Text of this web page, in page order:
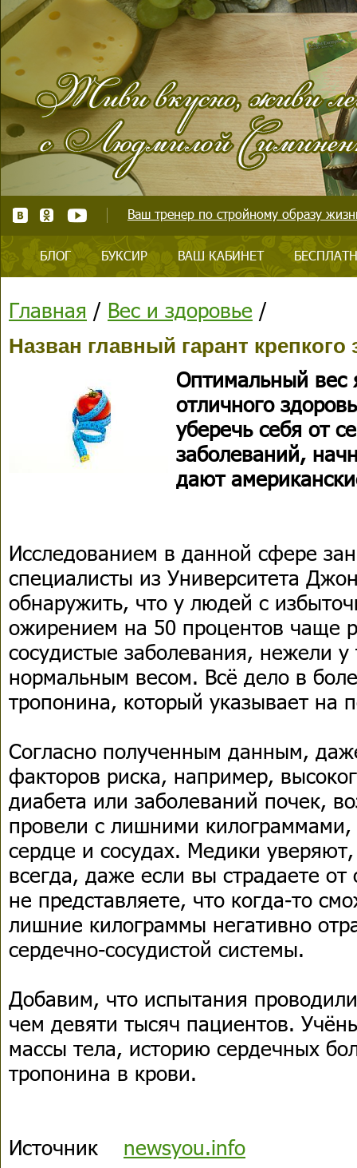
Ваш тренер по стройному образу
БЛОГ БУКСИР ВАШ КАБИНЕТ
Главная / Вес и здоровье /
Назван главный гарант крепкого
Оптимальный вес
отличного
уберечь себя от
заболеваний,
дают
Исследованием в данной сфере
специалисты из Университета
обнаружить, что у людей с
ожирением на 50 процентов чаще
сосудистые заболевания, нежели у
нормальным весом. Всё дело в
тропонина, который указывает на
Согласно полученным данным,
факторов риска, например,
диабета или заболеваний почек,
провели с лишними килограммами,
сердце и сосудах. Медики
всегда, даже если вы страдаете
не представляете, что когда-то
лишние килограммы негативно
сердечно-сосудистой системы.
Добавим, что испытания
чем девяти тысяч пациентов.
массы тела, историю сердечных
тропонина в крови.
Источник newsyou.info